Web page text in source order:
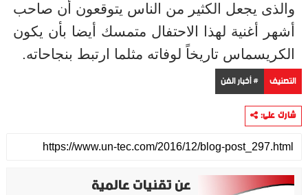
والذى يجعل الكثير من الناس يتوقعون أن صاحب
أشهر أغنية لهذا الاحتفال متمسك أيضا بأن يكون
الكريسماس تاريخاً لوفاته مثلما ارتبط بنجاحاته.
التصنيف # أخبار الفن
شارك على:
عن تقنيات عالمية